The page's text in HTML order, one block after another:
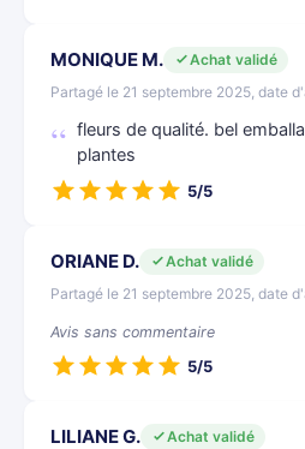
MONIQUE M.
Achat validé
Partagé le 21 septembre 2025, date
fleurs de qualité. bel
plantes
5/5
ORIANE D.
Achat validé
Partagé le 21 septembre 2025, date
Avis sans commentaire
5/5
LILIANE G.
Achat validé